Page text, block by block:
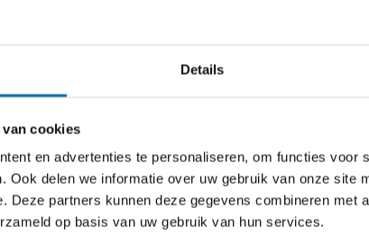
Details
cookies
en advertenties te personaliseren, om functies voor
Ook delen we informatie over uw gebruik van onze site
Deze partners kunnen deze gegevens combineren met
op basis van uw gebruik van hun services.
de vaatwasser moeten
zijn.